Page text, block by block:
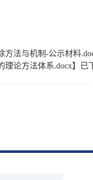
方法与机制-公示材料
理论方法体系.docx】已